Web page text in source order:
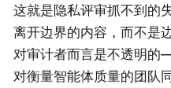
这就是隐私评审抓不到的
离开边界的内容，而不是
对审计者而言是不透明
对衡量智能体质量的团队